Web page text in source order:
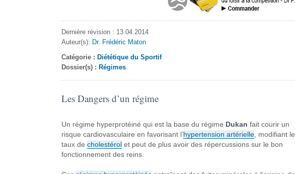
Dernière révision : 13.04.2014
Auteur(s): Dr. Frédéric Maton
Catégorie : Diététique du Sportif
Dossier(s) : Régimes
Les Dangers d’un régime
Un régime hyperprotéiné qui est la base du régime Dukan fait courir un
risque cardiovasculaire en favorisant l’hypertension artérielle, modifiant le
taux de cholestérolet peut de plus avoir des répercussions sur le bon
fonctionnement des reins.